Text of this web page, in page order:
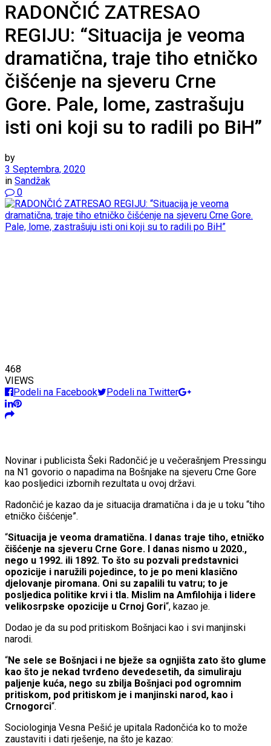
RADONČIĆ ZATRESAO
REGIJU: “Situacija je veoma
dramatična, traje tiho etničko
čišćenje na sjeveru Crne
Gore. Pale, lome, zastrašuju
isti oni koji su to radili po BiH”
by
3 Septembra, 2020
in Sandžak
0
468
VIEWS
Podeli na Facebook
Podeli na Twitter
Novinar i publicista Šeki Radončić je u večerašnjem Pressingu
na N1 govorio o napadima na Bošnjake na sjeveru Crne Gore
kao posljedici izbornih rezultata u ovoj državi.
Radončić je kazao da je situacija dramatična i da je u toku “tiho
etničko čišćenje”.
“Situacija je veoma dramatična. I danas traje tiho, etničko
čišćenje na sjeveru Crne Gore. I danas nismo u 2020.,
nego u 1992. ili 1892. To što su pozvali predstavnici
opozicije i naružili pojedince, to je po meni klasično
djelovanje piromana. Oni su zapalili tu vatru; to je
posljedica politike krvi i tla. Mislim na Amfilohija i lidere
velikosrpske opozicije u Crnoj Gori“, kazao je.
Dodao je da su pod pritiskom Bošnjaci kao i svi manjinski
narodi.
“Ne sele se Bošnjaci i ne bježe sa ognjišta zato što glume
kao što je nekad tvrđeno devedesetih, da simuliraju
paljenje kuća, nego su zbilja Bošnjaci pod ogromnim
pritiskom, pod pritiskom je i manjinski narod, kao i
Crnogorci“.
Sociologinja Vesna Pešić je upitala Radončića ko to može
zaustaviti i dati rješenje, na što je kazao: